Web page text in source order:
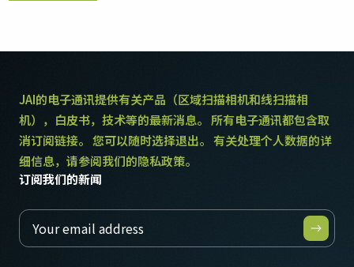
JAI的电子通讯提供有关产品（区域扫描相机和线扫描相
机），白皮书，技术等的最新消息。 所有电子通讯都包含取
消订阅链接。 您可以随时选择退出。 有关处理个人数据的详
细信息，请参阅我们的隐私政策。
订阅我们的新闻